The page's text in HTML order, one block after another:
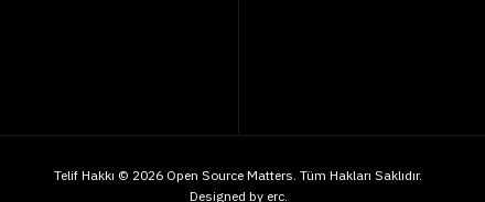
Telif Hakkı © 2026 Open Source Matters. Tüm Hakları Saklıdır.
Designed by erc.